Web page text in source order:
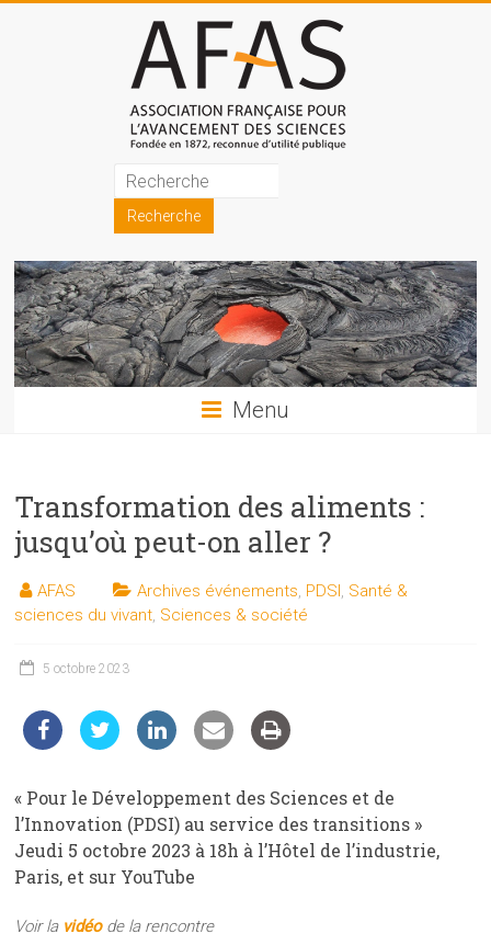
Association
française
pour
l'avancement
des
sciences
les
sciences
et
les
techniques
du
Menu
Transformation des aliments :
jusqu’où peut-on aller ?
AFAS Archives événements PDSI Santé &
sciences du vivant Sciences & société
5 octobre 2023
« Pour le Développement des Sciences et de
l’Innovation (PDSI) au service des transitions »
Jeudi 5 octobre 2023 à 18h à l’Hôtel de l’industrie,
Paris, et sur YouTube
Voir la vidéode la rencontre